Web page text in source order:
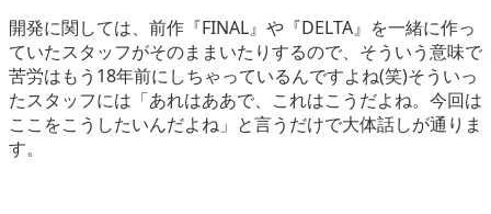
開発に関しては、前作『FINAL』や『DELTA』を一緒に作っ
ていたスタッフがそのままいたりするので、そういう意味で
苦労はもう18年前にしちゃっているんですよね(笑)そういっ
たスタッフには「あれはああで、これはこうだよね。今回は
ここをこうしたいんだよね」と言うだけで大体話しが通りま
す。